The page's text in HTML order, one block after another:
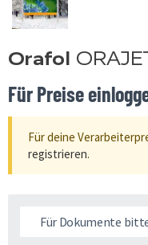
Orafol
Für Preise
Für deine
registrieren.
Für Dokumente